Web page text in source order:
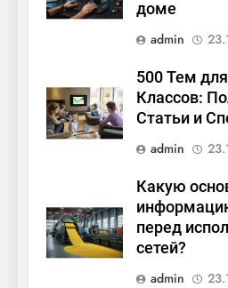
доме
admin
500 Тем
Классов:
Статьи и
admin
Какую
перед
сетей?
admin